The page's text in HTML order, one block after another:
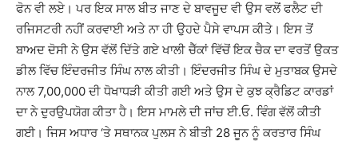
ਫੋਨ ਵੀ ਲਏ। ਪਰ ਇਕ ਸਾਲ ਬੀਤ ਜਾਣ ਦੇ ਬਾਵਜੂਦ ਵੀ ਉਸ ਵਲੋਂ ਫਲੈਟ ਦੀ
ਰਜਿਸਟਰੀ ਨਹੀਂ ਕਰਵਾਈ ਅਤੇ ਨਾ ਹੀ ਉਹਦੇ ਪੈਸੇ ਵਾਪਸ ਕੀਤੇ। ਇਸ ਤੋਂ
ਬਾਅਦ ਦੋਸੀ ਨੇ ਉਸ ਵੱਲੋਂ ਦਿੱਤੇ ਗਏ ਖਾਲੀ ਚੈੱਕਾਂ ਵਿੱਚੋਂ ਇਕ ਚੈਕ ਦਾ ਵਰਤੋਂ ਉਕਤ
ਡੀਲ ਵਿੱਚ ਇੰਦਰਜੀਤ ਸਿੰਘ ਨਾਲ ਕੀਤੀ। ਇੰਦਰਜੀਤ ਸਿੰਘ ਦੇ ਮੁਤਾਬਕ ਉਸਦੇ
ਨਾਲ 7,00,000 ਦੀ ਧੋਖਾਧੜੀ ਕੀਤੀ ਗਈ ਅਤੇ ਉਸ ਦੇ ਕੁਝ ਕ੍ਰੈਡਿਟ ਕਾਰਡਾਂ
ਦਾ ਨੇ ਦੁਰਉਪਯੋਗ ਕੀਤਾ ਹੈ। ਇਸ ਮਾਮਲੇ ਦੀ ਜਾਂਚ ਈ.ਓ. ਵਿੰਗ ਵੱਲੋਂ ਕੀਤੀ
ਗਈ। ਜਿਸ ਅਧਾਰ ‘ਤੇ ਸਥਾਨਕ ਪੁਲਸ ਨੇ ਬੀਤੀ 28 ਜੂਨ ਨੂੰ ਕਰਤਾਰ ਸਿੰਘ